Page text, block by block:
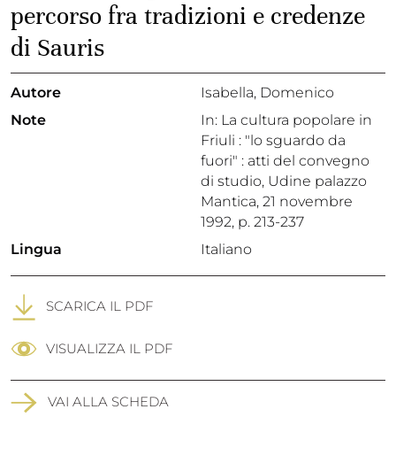
percorso fra tradizioni e credenze
di Sauris
Autore
Isabella, Domenico
Note
In: La cultura popolare in
Friuli : "lo sguardo da
fuori" : atti del convegno
di studio, Udine palazzo
Mantica, 21 novembre
1992, p. 213-237
Lingua
Italiano
SCARICA IL PDF
VISUALIZZA IL PDF
VAI ALLA SCHEDA